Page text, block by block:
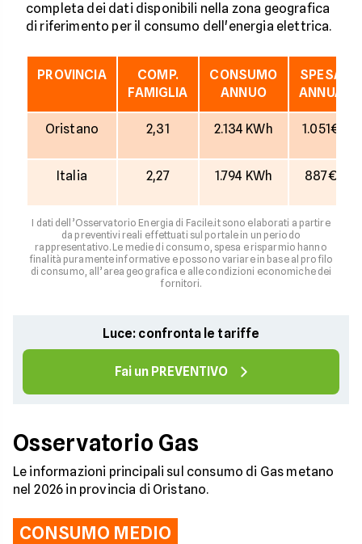
completa dei dati disponibili nella zona geografica
di riferimento per il consumo dell'energia elettrica.
PROVINCIA
COMP.
FAMIGLIA
CONSUMO
ANNUO
SPESA
ANNUA
Oristano 2,31 2.134 KWh 1.051€
Italia 2,27 1.794 KWh 887€
I dati dell’Osservatorio Energia di Facile.it sono elaborati a partire
da preventivi reali effettuati sul portale in un periodo
rappresentativo. Le medie di consumo, spesa e risparmio hanno
finalità puramente informative e possono variare in base al profilo
di consumo, all’area geografica e alle condizioni economiche dei
fornitori.
Luce: confronta le tariffe
Fai un PREVENTIVO
Osservatorio Gas
Le informazioni principali sul consumo di Gas metano
nel 2026 in provincia di Oristano.
CONSUMO MEDIO